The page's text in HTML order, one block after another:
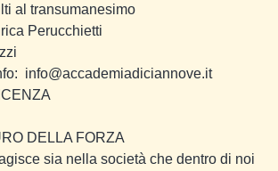
al transumanesimo
Perucchietti
info@accademiadiciannove.it
DELLA FORZA
sia nella società che dentro di noi